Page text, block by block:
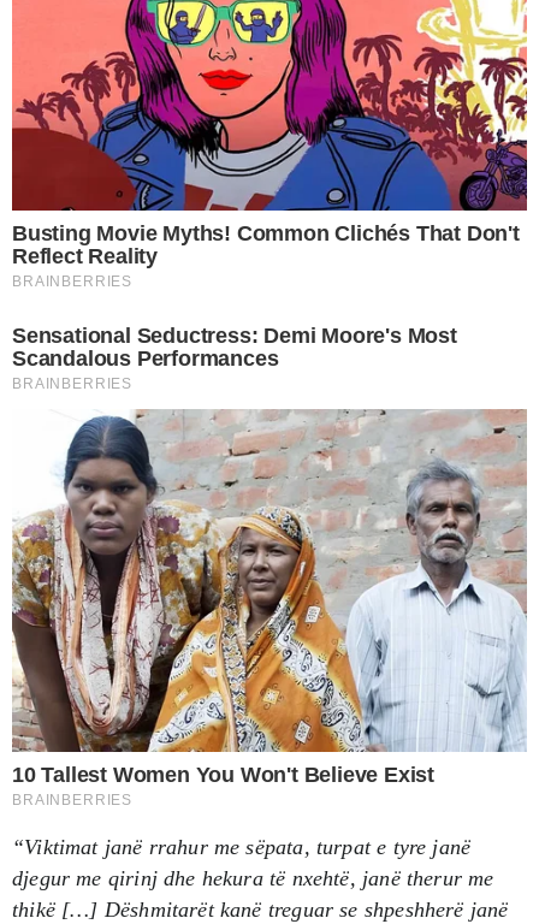
“Viktimat janë rrahur me sëpata, turpat e tyre janë
djegur me qirinj dhe hekura të nxehtë, janë therur me
thikë […] Dëshmitarët kanë treguar se shpeshherë janë